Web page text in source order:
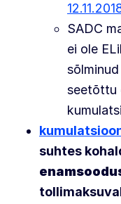
SADC
ei ole
seetõttu
suhtes